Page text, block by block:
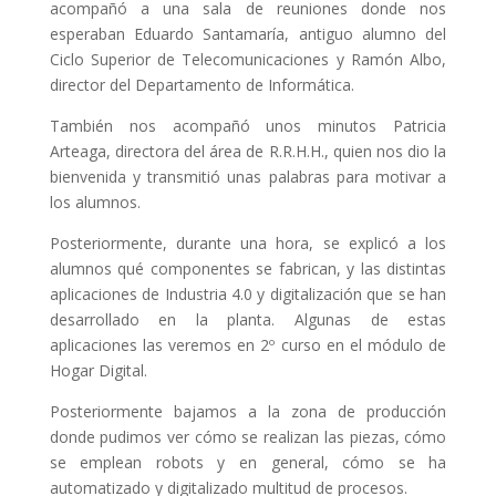
acompañó a una sala de reuniones donde nos
esperaban Eduardo Santamaría, antiguo alumno del
Ciclo Superior de Telecomunicaciones y Ramón Albo,
director del Departamento de Informática.
También nos acompañó unos minutos Patricia
Arteaga, directora del área de R.R.H.H., quien nos dio la
bienvenida y transmitió unas palabras para motivar a
los alumnos.
Posteriormente, durante una hora, se explicó a los
alumnos qué componentes se fabrican, y las distintas
aplicaciones de Industria 4.0 y digitalización que se han
desarrollado en la planta. Algunas de estas
aplicaciones las veremos en 2º curso en el módulo de
Hogar Digital.
Posteriormente bajamos a la zona de producción
donde pudimos ver cómo se realizan las piezas, cómo
se emplean robots y en general, cómo se ha
automatizado y digitalizado multitud de procesos.